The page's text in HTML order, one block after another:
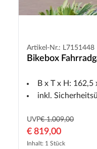
Artikel-Nr.: L7151448
Bikebox
B x T x H:
inkl.
UVP€ 1.009,00
€ 819,00
Inhalt: 1 Stück